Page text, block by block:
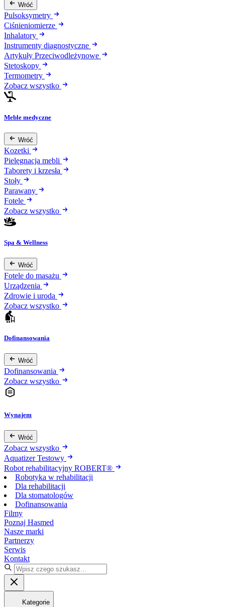
Wróć
Pulsoksymetry
Ciśnieniomierze
Inhalatory
Instrumenty diagnostyczne
Artykuły Przeciwodleżynowe
Stetoskopy
Termometry
Zobacz wszystko
Meble medyczne
Wróć
Kozetki
Pielęgnacja mebli
Taborety i krzesła
Stoły
Parawany
Fotele
Zobacz wszystko
Spa & Wellness
Wróć
Fotele do masażu
Urządzenia
Zdrowie i uroda
Zobacz wszystko
Dofinansowania
Wróć
Dofinansowania
Zobacz wszystko
Wynajem
Wróć
Zobacz wszystko
Aquatizer Testowy
Robot rehabilitacyjny ROBERT®
Robotyka w rehabilitacji
Dla rehabilitacji
Dla stomatologów
Dofinansowania
Filmy
Poznaj Hasmed
Nasze marki
Partnerzy
Serwis
Kontakt
Kategorie